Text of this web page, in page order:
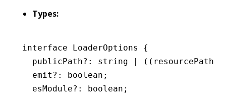
Types:
interface LoaderOptions
{
  publicPath
?: string | ((resourcePath
  emit
?: boolean ;
  esModule
?: boolean ;